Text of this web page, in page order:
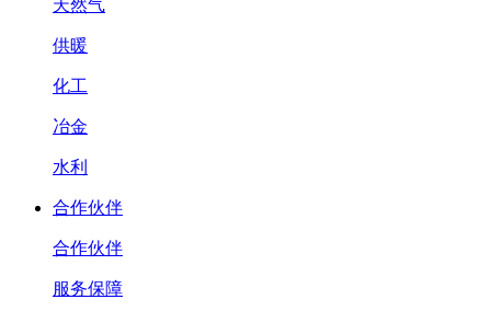
天然气
供暖
化工
冶金
水利
合作伙伴
合作伙伴
服务保障